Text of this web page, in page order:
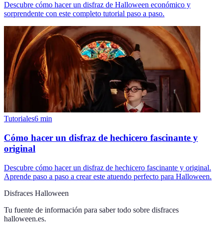
Descubre cómo hacer un disfraz de Halloween económico y
sorprendente con este completo tutorial paso a paso.
Tutoriales6 min
Cómo hacer un disfraz de hechicero fascinante y
original
Descubre cómo hacer un disfraz de hechicero fascinante y original.
Aprende paso a paso a crear este atuendo perfecto para Halloween.
Disfraces Halloween
Tu fuente de información para saber todo sobre disfraces
halloween.es.